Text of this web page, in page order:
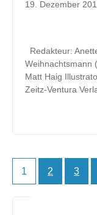
19. Dezember
Redakteur:
Weihnachtsmann
Matt Haig
Zeitz-Ventura
1 2 3